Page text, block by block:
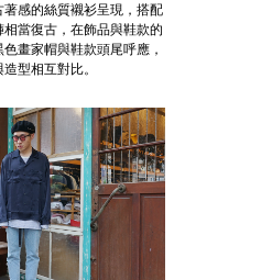
感的絲質襯衫呈現，搭配
當復古，在飾品與鞋款的
畫家帽與鞋款頭尾呼應，
型相互對比。